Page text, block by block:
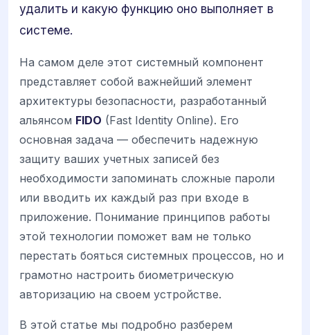
удалить и какую функцию оно выполняет в
системе.
На самом деле этот системный компонент
представляет собой важнейший элемент
архитектуры безопасности, разработанный
альянсом FIDO (Fast Identity Online). Его
основная задача — обеспечить надежную
защиту ваших учетных записей без
необходимости запоминать сложные пароли
или вводить их каждый раз при входе в
приложение. Понимание принципов работы
этой технологии поможет вам не только
перестать бояться системных процессов, но и
грамотно настроить биометрическую
авторизацию на своем устройстве.
В этой статье мы подробно разберем